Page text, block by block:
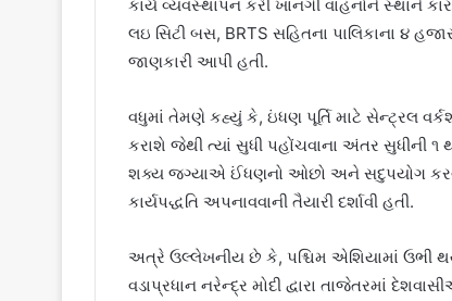
કાર્ય વ્યવસ્થાપન કરી ખાનગી વાહનોને સ્થાને
લઇ સિટી બસ, BRTS સહિતના પાલિકાના ૪
જાણકારી આપી હતી.
વધુમાં તેમણે કહ્યું કે, ઇંધણ પૂર્તિ માટે સેન્ટ્રલ
કરાશે જેથી ત્યાં સુધી પહોંચવાના અંતર સુધીની
શક્ય જગ્યાએ ઈંધણનો ઓછો અને સદુપયોગ
કાર્યપદ્ધતિ અપનાવવાની તૈયારી દર્શાવી હતી.
અત્રે ઉલ્લેખનીય છે કે, પશ્ચિમ એશિયામાં ઉભી
વડાપ્રધાન નરેન્દ્ર મોદી દ્વારા તાજેતરમાં